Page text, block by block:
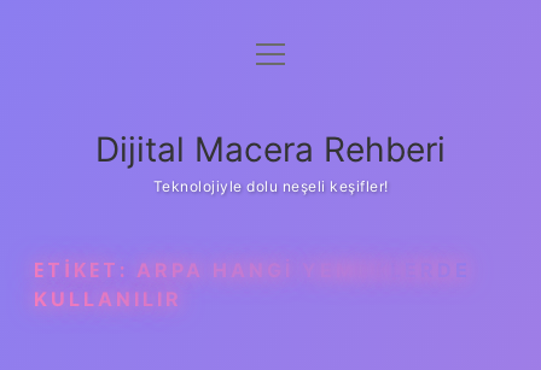
Anasayfa
Yasal Uyarı
menüyü
Dijital Macera Rehberi
Teknolojiyle dolu neşeli keşifler!
ETIKET: ARPA HANGI YEMEKLERDE
KULLANILIR